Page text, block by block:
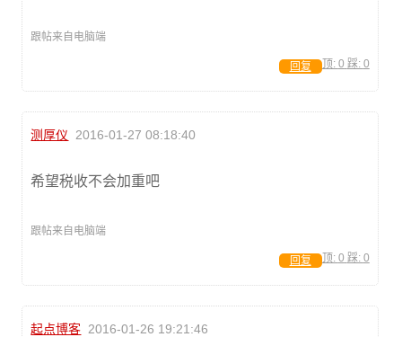
跟帖来自电脑端
顶: 0 踩: 0
回复
测厚仪 2016-01-27 08:18:40
希望税收不会加重吧
跟帖来自电脑端
顶: 0 踩: 0
回复
起点博客 2016-01-26 19:21:46